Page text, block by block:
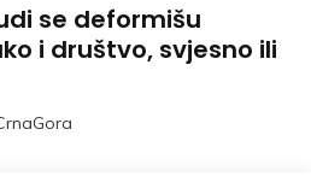
se deformišu
i društvo, svjesno ili